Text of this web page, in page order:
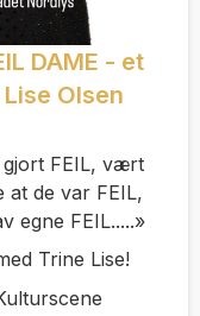
DAME - et
Olsen
FEIL, vært
at de var FEIL,
egne FEIL.....»
Trine Lise!